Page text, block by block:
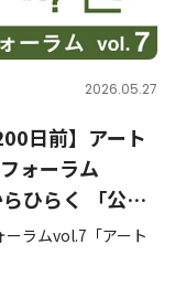
2026.05.27
日前】アート
ォーラム
ひらく 「公園
決定
ーラムvol.7「アート